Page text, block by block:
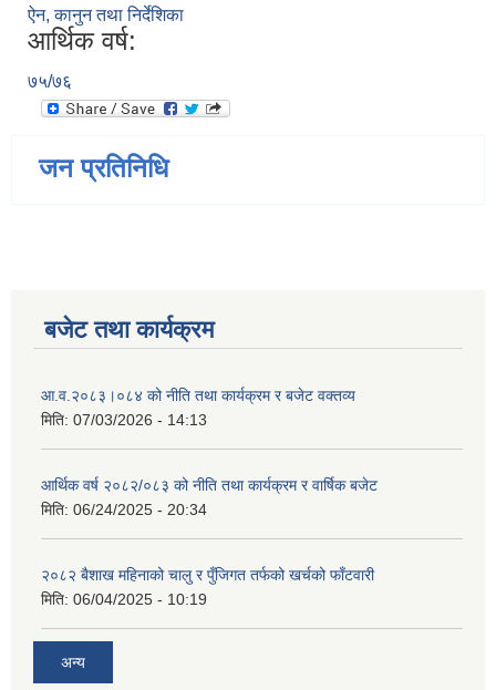
ऐन, कानुन तथा निर्देशिका
आर्थिक वर्ष:
७५/७६
जन प्रतिनिधि
बजेट तथा कार्यक्रम
आ.व.२०८३।०८४ को नीति तथा कार्यक्रम र बजेट वक्तव्य
मिति: 07/03/2026 - 14:13
आर्थिक वर्ष २०८२/०८३ को नीति तथा कार्यक्रम र वार्षिक बजेट
मिति: 06/24/2025 - 20:34
२०८२ बैशाख महिनाको चालु र पुँजिगत तर्फको खर्चको फाँटवारी
मिति: 06/04/2025 - 10:19
अन्य